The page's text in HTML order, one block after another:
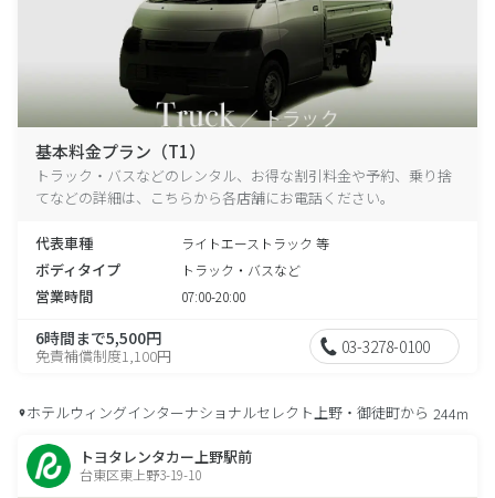
基本料金プラン（T1）
トラック・バスなどのレンタル、お得な割引料金や予約、乗り捨
てなどの詳細は、こちらから各店舗にお電話ください。
代表車種 ライトエーストラック 等
ボディタイプ トラック・バスなど
営業時間 07:00-20:00
6時間まで5,500円
免責補償制度1,100円 03-3278-0100
ホテルウィングインターナショナルセレクト上野・御徒町から 244m
トヨタレンタカー上野駅前
台東区東上野3-19-10